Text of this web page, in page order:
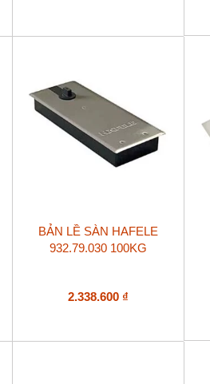
BẢN LỀ SÀN HAFELE
932.79.030 100KG
2.338.600 ₫